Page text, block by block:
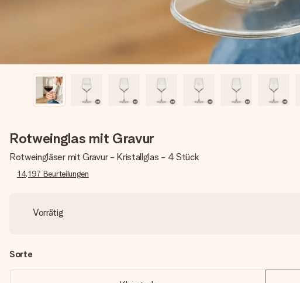
Rotweinglas mit Gravur
Rotweingläser mit Gravur - Kristallglas - 4 Stück
14,197 Beurteilungen
Vorrätig
Sorte